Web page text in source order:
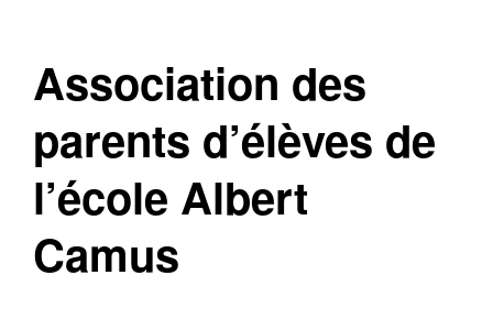
Association des
parents d’élèves de
l’école Albert
Camus